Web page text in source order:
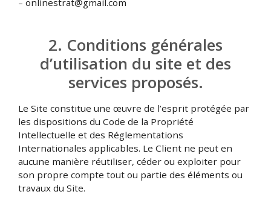
– onlinestrat@gmail.com
2. Conditions générales
d’utilisation du site et des
services proposés.
Le Site constitue une œuvre de l’esprit protégée par
les dispositions du Code de la Propriété
Intellectuelle et des Réglementations
Internationales applicables. Le Client ne peut en
aucune manière réutiliser, céder ou exploiter pour
son propre compte tout ou partie des éléments ou
travaux du Site.